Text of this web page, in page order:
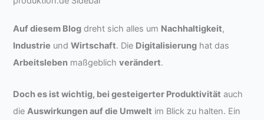
Auf diesem Blog dreht sich alles um Nachhaltigkeit,
Industrie undWirtschaft. Die Digitalisierung hat das
Arbeitsleben maßgeblichverändert.
Doch es ist wichtig, bei gesteigerter Produktivität auch
dieAuswirkungen auf die Umwelt im Blick zu halten. Ein